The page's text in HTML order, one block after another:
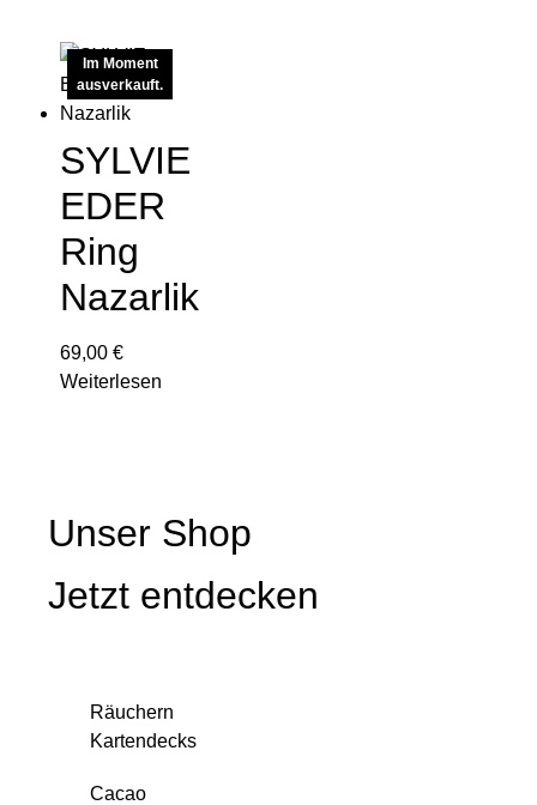
Im Moment
ausverkauft.
SYLVIE
EDER
Ring
Nazarlik
69,00 €
Weiterlesen
Unser Shop
Jetzt entdecken
Räuchern
Kartendecks
Cacao